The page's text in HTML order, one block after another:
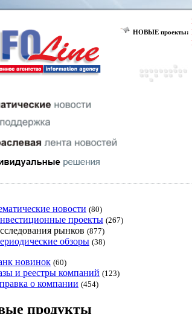
НОВЫЕ проекты:
новости (80)
проекты (267)
рынков (877)
обзоры (38)
новинок (60)
и реестры компаний (123)
о компании (454)
продукты